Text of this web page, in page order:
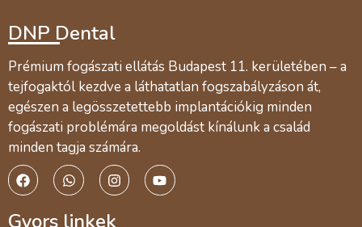
DNP Dental
Prémium fogászati ellátás Budapest 11. kerületében – a
tejfogaktól kezdve a láthatatlan fogszabályzáson át,
egészen a legösszetettebb implantációkig minden
fogászati problémára megoldást kínálunk a család
minden tagja számára.
Gyors linkek